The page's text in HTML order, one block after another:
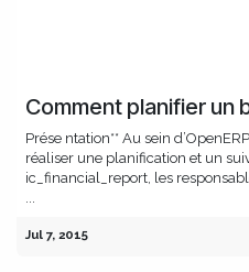
Comment planifier un
Prése ntation** Au sein
réaliser une planification et un
ic_financial_report, les
...
Jul 7, 2015